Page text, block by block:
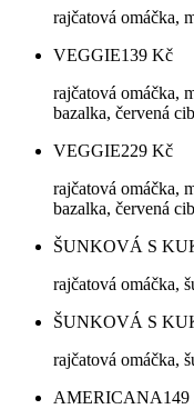
rajčatová omáčka,
VEGGIE139 Kč
rajčatová omáčka,
bazalka, červená
VEGGIE229 Kč
rajčatová omáčka,
bazalka, červená
ŠUNKOVÁ S
rajčatová omáčka,
ŠUNKOVÁ S
rajčatová omáčka,
AMERICANA149